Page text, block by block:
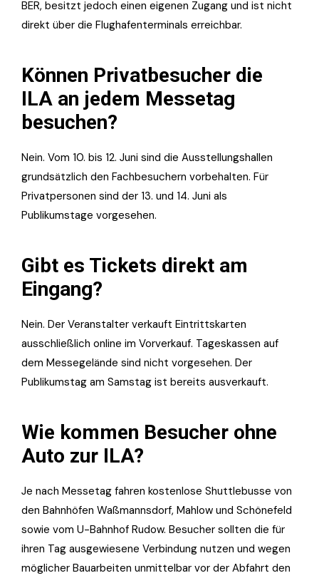
BER, besitzt jedoch einen eigenen Zugang und ist nicht
direkt über die Flughafenterminals erreichbar.
Können Privatbesucher die
ILA an jedem Messetag
besuchen?
Nein. Vom 10. bis 12. Juni sind die Ausstellungshallen
grundsätzlich den Fachbesuchern vorbehalten. Für
Privatpersonen sind der 13. und 14. Juni als
Publikumstage vorgesehen.
Gibt es Tickets direkt am
Eingang?
Nein. Der Veranstalter verkauft Eintrittskarten
ausschließlich online im Vorverkauf. Tageskassen auf
dem Messegelände sind nicht vorgesehen. Der
Publikumstag am Samstag ist bereits ausverkauft.
Wie kommen Besucher ohne
Auto zur ILA?
Je nach Messetag fahren kostenlose Shuttlebusse von
den Bahnhöfen Waßmannsdorf, Mahlow und Schönefeld
sowie vom U-Bahnhof Rudow. Besucher sollten die für
ihren Tag ausgewiesene Verbindung nutzen und wegen
möglicher Bauarbeiten unmittelbar vor der Abfahrt den